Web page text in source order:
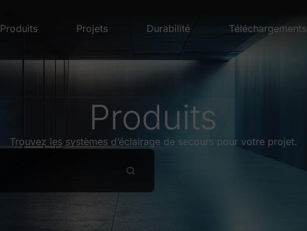
Produits Projets Durabilité Téléchargements
Produits
Trouvez les systèmes d’éclairage de secours pour votre projet.